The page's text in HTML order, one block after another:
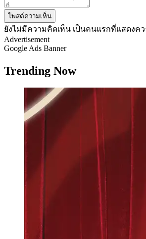
โพสต์ความเห็น
ยังไม่มีความคิดเห็น เป็นคนแรกที่แสดงค
Advertisement
Google Ads Banner
Trending Now